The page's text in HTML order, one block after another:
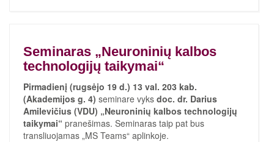
Seminaras „Neuroninių kalbos
technologijų taikymai“
Pirmadienį (rugsėjo 19 d.) 13 val. 203 kab.
(Akademijos g. 4) seminare vyks doc. dr. Darius
Amilevičius (VDU) „Neuroninių kalbos technologijų
taikymai“ pranešimas. Seminaras taip pat bus
transliuojamas „MS Teams“ aplinkoje.